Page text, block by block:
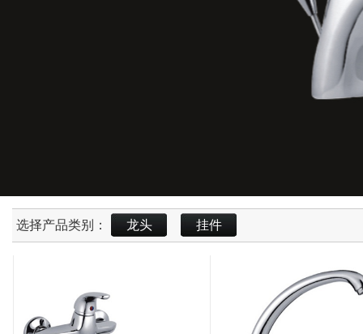
选择产品类别： 龙头 挂件